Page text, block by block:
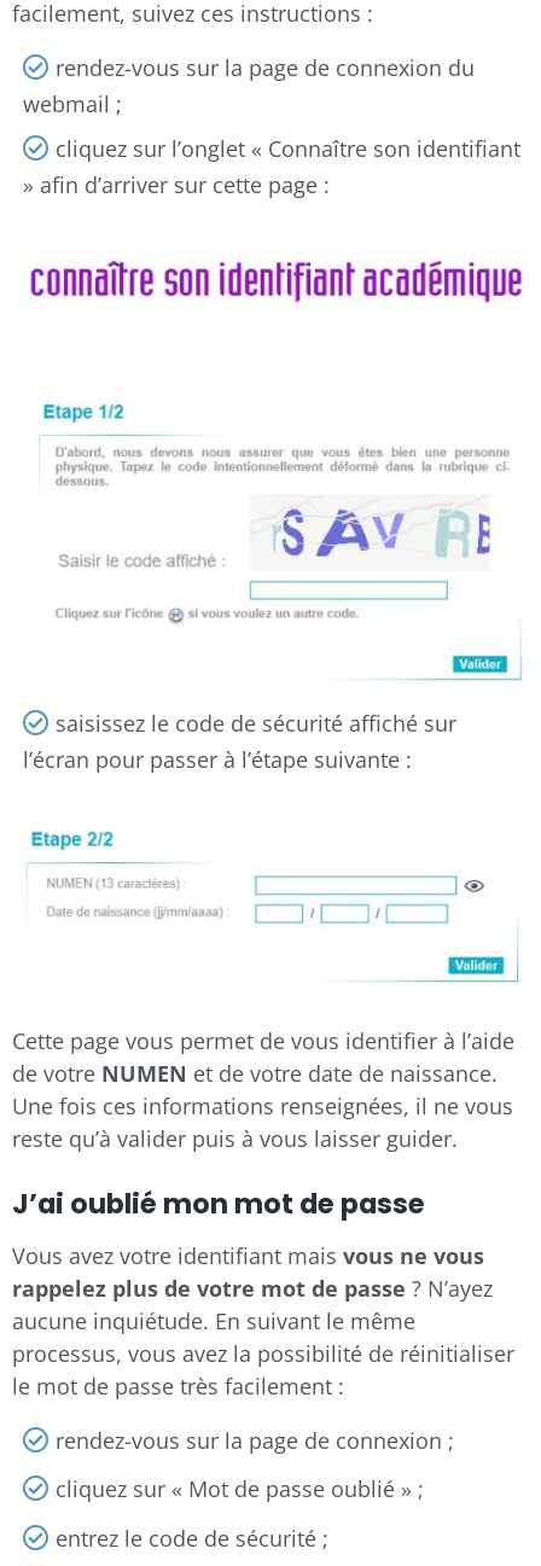
facilement, suivez ces instructions :
rendez-vous sur la page de connexion du
webmail ;
cliquez sur l’onglet « Connaître son identifiant
» afin d’arriver sur cette page :
saisissez le code de sécurité affiché sur
l’écran pour passer à l’étape suivante :
Cette page vous permet de vous identifier à l’aide
de votre NUMEN et de votre date de naissance.
Une fois ces informations renseignées, il ne vous
reste qu’à valider puis à vous laisser guider.
J’ai oublié mon mot de passe
Vous avez votre identifiant mais vous ne vous
rappelez plus de votre mot de passe ? N’ayez
aucune inquiétude. En suivant le même
processus, vous avez la possibilité de réinitialiser
le mot de passe très facilement :
rendez-vous sur la page de connexion ;
cliquez sur « Mot de passe oublié » ;
entrez le code de sécurité ;